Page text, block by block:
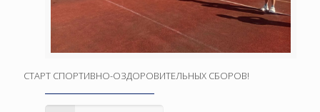
СТАРТ СПОРТИВНО-ОЗДОРОВИТЕЛЬНЫХ СБОРОВ!